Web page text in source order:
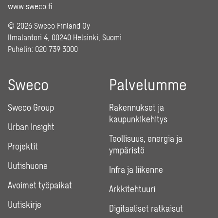
www.sweco.fi
© 2026 Sweco Finland Oy
Ilmalantori 4, 00240 Helsinki, Suomi
Puhelin: 020 739 3000
Sweco
Sweco Group
Urban Insight
Projektit
Uutishuone
Avoimet työpaikat
Uutiskirje
Palvelumme
Rakennukset ja
kaupunkikehitys
Teollisuus, energia ja
ympäristö
Infra ja liikenne
Arkkitehtuuri
Digitaaliset ratkaisut